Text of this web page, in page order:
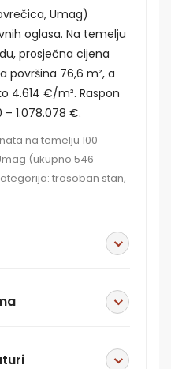
Umag)
oglasa. Na temelju
prosječna cijena
površina 76,6 m², a
4.614 €/m². Raspon
– 1.078.078 €.
na temelju 100
(ukupno 546
trosoban stan,